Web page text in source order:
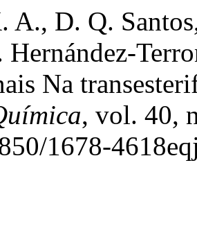
A., D. Q.
Na
, vol. 40,
1678-